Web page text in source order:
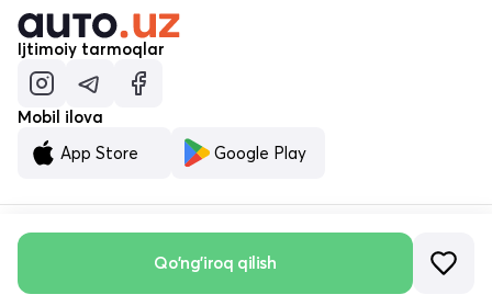
Qo'ng'iroq qilish
Ijtimoiy tarmoqlar
Mobil ilova
App Store
Google Play
© «MALUMOTNOMA» MChJ 2023–2026